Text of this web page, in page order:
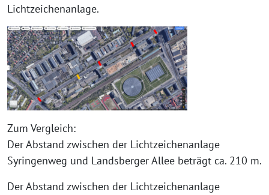
Lichtzeichenanlage.
Zum Vergleich:
Der Abstand zwischen der Lichtzeichenanlage
Syringenweg und Landsberger Allee beträgt ca. 210 m.
Der Abstand zwischen der Lichtzeichenanlage